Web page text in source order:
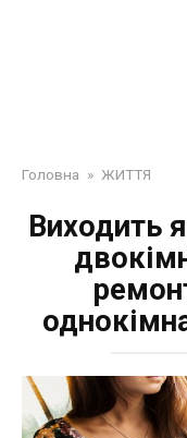
Головна » ЖИТТЯ
Виходить